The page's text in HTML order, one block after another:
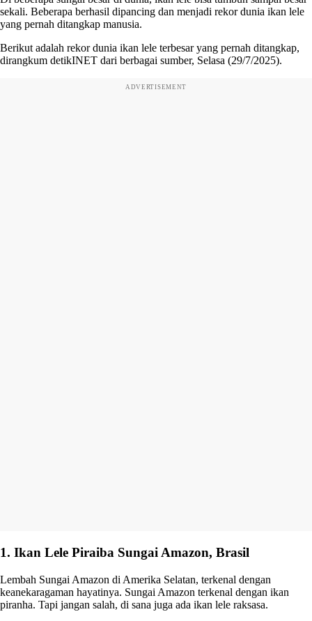
sekali. Beberapa berhasil dipancing dan menjadi rekor dunia ikan lele
yang pernah ditangkap manusia.
Berikut adalah rekor dunia ikan lele terbesar yang pernah ditangkap,
dirangkum detikINET dari berbagai sumber, Selasa (29/7/2025).
ADVERTISEMENT
1. Ikan Lele Piraiba Sungai Amazon, Brasil
Lembah Sungai Amazon di Amerika Selatan, terkenal dengan
keanekaragaman hayatinya. Sungai Amazon terkenal dengan ikan
piranha. Tapi jangan salah, di sana juga ada ikan lele raksasa.